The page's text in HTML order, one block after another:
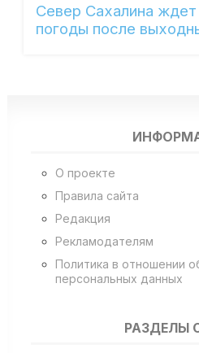
Север Сахалина
погоды после
О проекте
Правила сайта
Редакция
Рекламодателям
Политика в отношении
персональных данных
РАЗДЕЛЫ